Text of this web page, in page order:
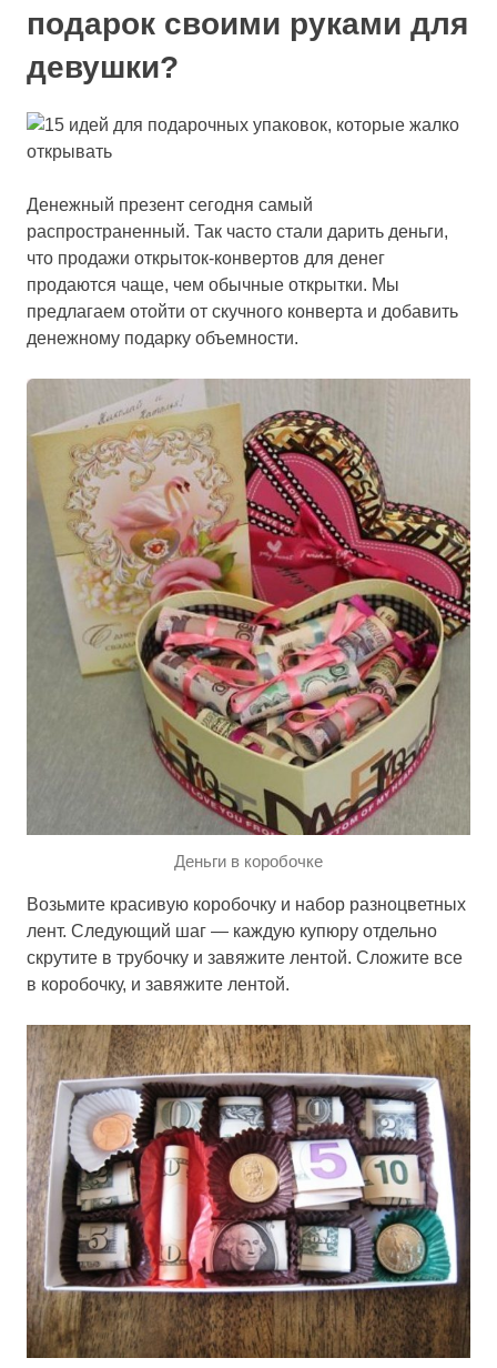
подарок своими руками для
девушки?
Денежный презент сегодня самый
распространенный. Так часто стали дарить деньги,
что продажи открыток-конвертов для денег
продаются чаще, чем обычные открытки. Мы
предлагаем отойти от скучного конверта и добавить
денежному подарку объемности.
Деньги в коробочке
Возьмите красивую коробочку и набор разноцветных
лент. Следующий шаг — каждую купюру отдельно
скрутите в трубочку и завяжите лентой. Сложите все
в коробочку, и завяжите лентой.